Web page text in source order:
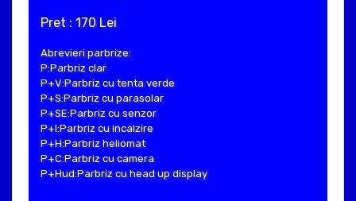
Pret : 170 Lei
Abrevieri parbrize:
P:Parbriz clar
P+V:Parbriz cu tenta verde
P+S:Parbriz cu parasolar
P+SE:Parbriz cu senzor
P+I:Parbriz cu incalzire
P+H:Parbriz heliomat
P+C:Parbriz cu camera
P+Hud:Parbriz cu head up display